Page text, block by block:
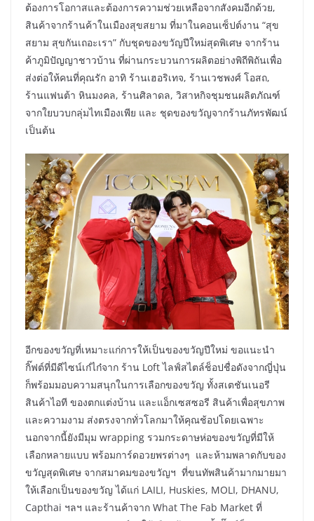
ต้องการโอกาสและต้องการความช่วยเหลือจากสังคมอีกด้วย,
สินค้าจากร้านค้าในเมืองสุขสยาม ที่มาในคอนเซ็ปต์งาน “สุข
สยาม สุขกันเถอะเรา” กับชุดของขวัญปีใหม่สุดพิเศษ จากร้าน
ค้าภูมิปัญญาชาวบ้าน ที่ผ่านกระบวนการผลิตอย่างพิถีพิถันเพื่อ
ส่งต่อให้คนที่คุณรัก อาทิ ร้านเฮอริเทจ, ร้านเวชพงศ์ โอสถ,
ร้านแฟนต้า หินมงคล, ร้านศิลาดล, วิสาหกิจชุมชนผลิตภัณฑ์
จากใยบวบกลุ่มไทเมืองเพีย และ ชุดของขวัญจากร้านภัทรพัฒน์
เป็นต้น
อีกของขวัญที่เหมาะแก่การให้เป็นของขวัญปีใหม่ ขอแนะนำ
กิ๊ฟต์ที่มีดีไซน์เก๋ไก๋จาก ร้าน Loft ไลฟ์สไตล์ช็อปชื่อดังจากญี่ปุ่น
ก็พร้อมมอบความสนุกในการเลือกของขวัญ ทั้งสเตชันเนอรี
สินค้าไอที ของตกแต่งบ้าน และแอ็กเซสซอรี สินค้าเพื่อสุขภาพ
และความงาม ส่งตรงจากทั่วโลกมาให้คุณช้อปโดยเฉพาะ
นอกจากนี้ยังมีมุม wrapping รวมกระดาษห่อของขวัญที่มีให้
เลือกหลายแบบ พร้อมการ์ดอวยพรต่างๆ และห้ามพลาดกับของ
ขวัญสุดพิเศษ จากสมาคมของขวัญฯ ที่ขนทัพสินค้ามากมายมา
ให้เลือกเป็นของขวัญ ได้แก่ LAILI, Huskies, MOLI, DHANU,
Capthai ฯลฯ และร้านค้าจาก What The Fab Market ที่